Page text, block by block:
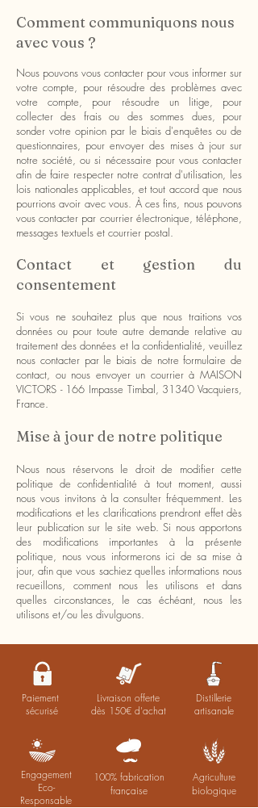
Comment communiquons nous
avec vous ?
Nous pouvons vous contacter pour vous informer sur
votre compte, pour résoudre des problèmes avec
votre compte, pour résoudre un litige, pour
collecter des frais ou des sommes dues, pour
sonder votre opinion par le biais d'enquêtes ou de
questionnaires, pour envoyer des mises à jour sur
notre société, ou si nécessaire pour vous contacter
afin de faire respecter notre contrat d'utilisation, les
lois nationales applicables, et tout accord que nous
pourrions avoir avec vous. À ces fins, nous pouvons
vous contacter par courrier électronique, téléphone,
messages textuels et courrier postal.
Contact et gestion du
consentement
Si vous ne souhaitez plus que nous traitions vos
données ou pour toute autre demande relative au
traitement des données et la confidentialité, veuillez
nous contacter par le biais de notre formulaire de
contact, ou nous envoyer un courrier à MAISON
VICTORS - 166 Impasse Timbal, 31340 Vacquiers,
France.
Mise à jour de notre politique
Nous nous réservons le droit de modifier cette
politique de confidentialité à tout moment, aussi
nous vous invitons à la consulter fréquemment. Les
modifications et les clarifications prendront effet dès
leur publication sur le site web. Si nous apportons
des modifications importantes à la présente
politique, nous vous informerons ici de sa mise à
jour, afin que vous sachiez quelles informations nous
recueillons, comment nous les utilisons et dans
quelles circonstances, le cas échéant, nous les
utilisons et/ou les divulguons.
Paiement
sécurisé
Engagement
Eco-
Responsable
Livraison offerte
dès 150€ d'achat
100% fabrication
française
Distillerie
artisanale
Agriculture
biologique